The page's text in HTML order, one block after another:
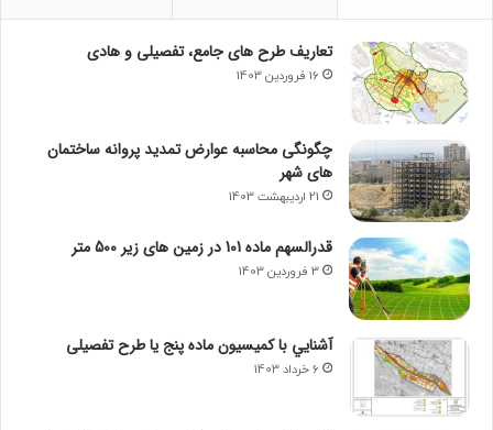
تعاریف طرح های جامع، تفصیلی و هادی
16 فروردین 1403
چگونگی محاسبه عوارض تمدید پروانه ساختمان
های شهر
21 اردیبهشت 1403
قدرالسهم ماده 101 در زمین های زیر 500 متر
3 فروردین 1403
آشنايي با كميسيون ماده پنج یا طرح تفصیلی
6 خرداد 1403